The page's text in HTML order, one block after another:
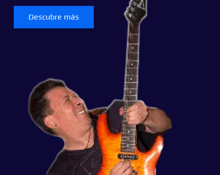
Descubre más